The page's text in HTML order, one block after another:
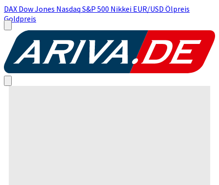
DAX Dow Jones Nasdaq S&P 500 Nikkei EUR/USD Ölpreis
Goldpreis